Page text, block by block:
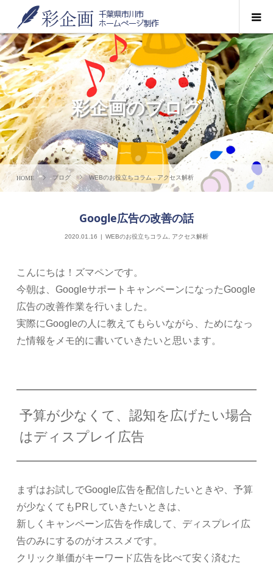
彩企画のブログ
ブログ WEBのお役立ちコラム ,アクセス解析
Google広告の改善の話
2020.01.16 WEBのお役立ちコラム アクセス解析
こんにちは！ズマペンです。
今朝は、GoogleサポートキャンペーンになったGoogle
広告の改善作業を行いました。
実際にGoogleの人に教えてもらいながら、ためになっ
た情報をメモ的に書いていきたいと思います。
予算が少なくて、認知を広げたい場合
はディスプレイ広告
まずはお試しでGoogle広告を配信したいときや、予算
が少なくてもPRしていきたいときは、
新しくキャンペーン広告を作成して、ディスプレイ広
告のみにするのがオススメです。
クリック単価がキーワード広告を比べて安く済むた